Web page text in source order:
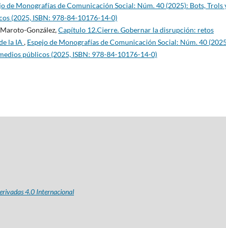
de Monografías de Comunicación Social: Núm. 40 (2025): Bots, Trols
(2025, ISBN: 978-84-10176-14-0)
González,Capítulo 12.Cierre. Gobernar la disrupción: retos
la IA , Espejo de Monografías de Comunicación Social: Núm. 40
públicos (2025, ISBN: 978-84-10176-14-0)
4.0 Internacional